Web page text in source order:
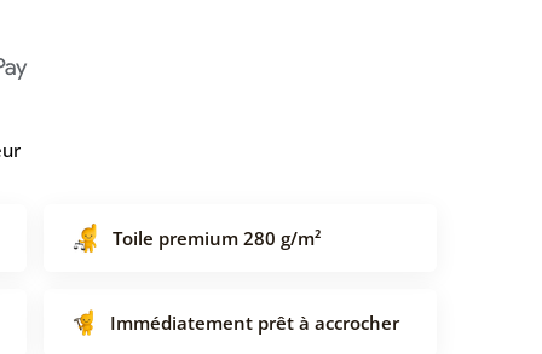
Toile premium 280 g/m²
Immédiatement prêt à accrocher